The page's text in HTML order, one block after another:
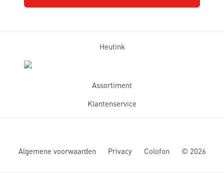
Heutink
Assortiment
Klantenservice
Algemene voorwaarden Privacy Colofon © 2026